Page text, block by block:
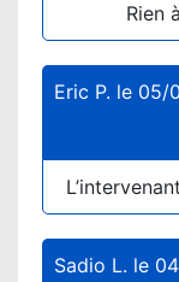
Rien
Eric P. le 05/
Sadio L. le